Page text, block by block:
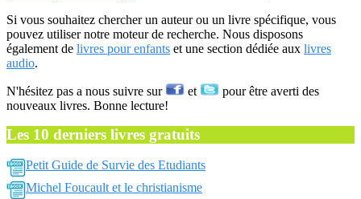
Si vous souhaitez chercher un auteur ou un livre spécifique, vous
pouvez utiliser notre moteur de recherche. Nous disposons
également de livres pour enfants et une section dédiée aux livres
audio.
N'hésitez pas a nous suivre sur et
pour être averti des
nouveaux livres. Bonne lecture!
Les 10 derniers livres gratuits
Petit Guide de Survie des Etudiants
Michel Foucault et le christianisme